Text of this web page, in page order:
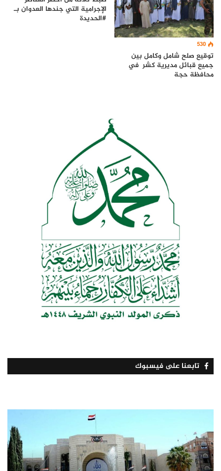
530
توقيع صلح شامل وكامل بين
جميع قبائل مديرية كشر في
محافظة حجة
الإجرامية التي جندها العدوان بـ
#الحديدة
تابعنا على فيسبوك